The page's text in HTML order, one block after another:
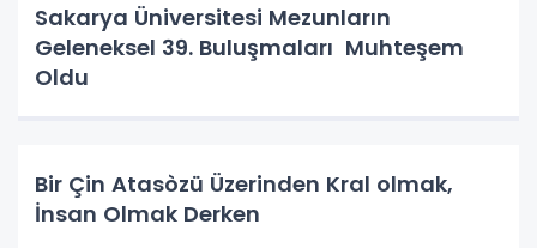
Sakarya Üniversitesi Mezunların
Geleneksel 39. Buluşmaları Muhteşem
Oldu
Bir Çin Atasòzü Üzerinden Kral olmak,
İnsan Olmak Derken